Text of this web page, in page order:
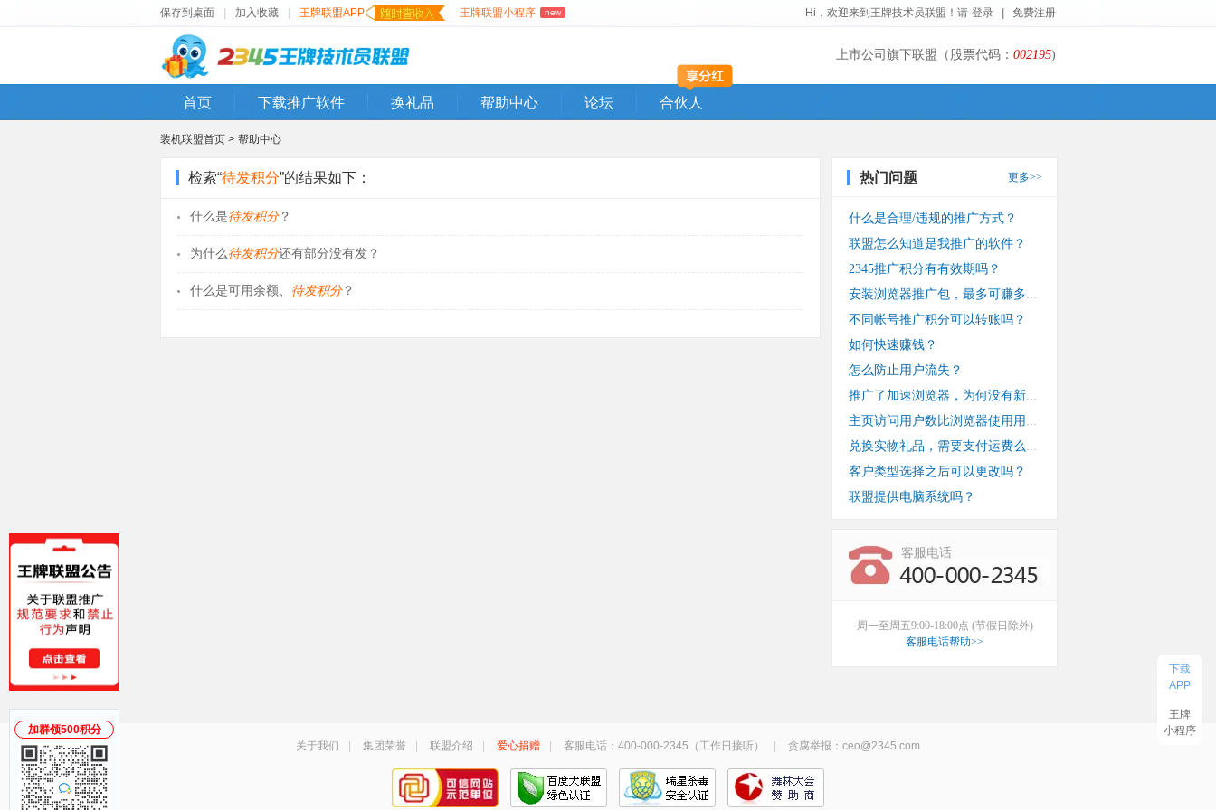
保存到桌面 加入收藏 王牌联盟APP 王牌联盟小程序 new Hi，欢迎来到王牌技术员联盟！请 登录 免费注册
上市公司旗下联盟（股票代码： 002195)
首页 下载推广软件 换礼品 帮助中心 论坛 合伙人
装机联盟首页 > 帮助中心
检索“待发积分”的结果如下：
什么是待发积分？
为什么待发积分还有部分没有发？
什么是可用余额、 待发积分？
热门问题 更多>>
什么是合理/违规的推广方式？
联盟怎么知道是我推广的软件？
2345推广积分有有效期吗？
安装浏览器推广包，最多可赚多少钱？
不同帐号推广积分可以转账吗？
如何快速赚钱？
怎么防止用户流失？
推广了加速浏览器，为何没有新装收入？
主页访问用户数比浏览器使用用户数少？
兑换实物礼品，需要支付运费么？
客户类型选择之后可以更改吗？
联盟提供电脑系统吗？
客服电话
周一至周五9:00-18:00点 (节假日除外)
客服电话帮助>>
关于我们 集团荣誉 联盟介绍 爱心捐赠 客服电话：400-000-2345（工作日接听） 贪腐举报：ceo@2345.com
下载
APP
王牌
小程序
加群领500积分